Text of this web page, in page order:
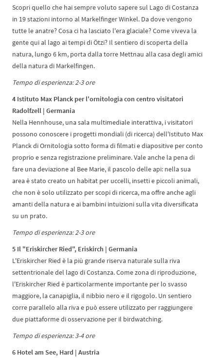
Scopri quello che hai sempre voluto sapere sul Lago di Costanza
in 19 stazioni intorno al Markelfinger Winkel. Da dove vengono
tutte le anatre? Cosa ci ha lasciato l'era glaciale? Come viveva la
gente qui al lago ai tempi di Ötzi? Il sentiero di scoperta della
natura, lungo 6 km, porta dalla torre Mettnau alla casa degli amici
della natura di Markelfingen.
Tempo di esperienza: 2-3 ore
4 Istituto Max Planck per l'ornitologia con centro visitatori
Radolfzell | Germania
Nella Hennhouse, una sala multimediale interattiva, i visitatori
possono conoscere i progetti mondiali (di ricerca) dell'Istituto Max
Planck di Ornitologia sotto forma di filmati e diapositive per conto
proprio e senza registrazione preliminare. Vale anche la pena di
fare una deviazione al Bee Marie, il pascolo delle api: nella sua
area è stato creato un habitat per uccelli, insetti e piccoli animali,
che non è solo utilizzato per scopi di ricerca, ma offre anche agli
amanti della natura e ai bambini intuizioni sulla vita diversificata
su un prato.
Tempo di esperienza: 2-3 ore
5 Il "Eriskircher Ried", Eriskirch | Germania
L'Eriskircher Ried è la più grande riserva naturale sulla riva
settentrionale del lago di Costanza. Come zona di riproduzione,
l'Eriskircher Ried è particolarmente importante per lo svasso
maggiore, la canapiglia, il nibbio nero e il rigogolo. Un sentiero
corre parallelo alla riva e può essere utilizzato per raggiungere
due piattaforme di osservazione per il birdwatching.
Tempo di esperienza: 3-4 ore
6 Hotel am See, Hard | Austria